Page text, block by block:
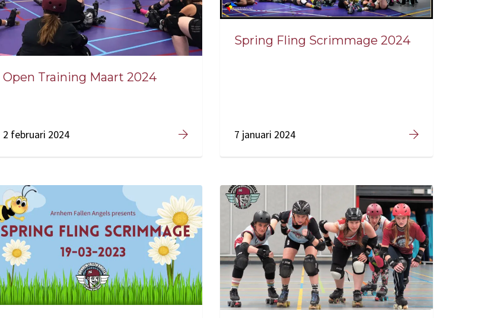
Open Training Maart 2024
2 februari 2024
Spring Fling Scrimmage 2024
7 januari 2024